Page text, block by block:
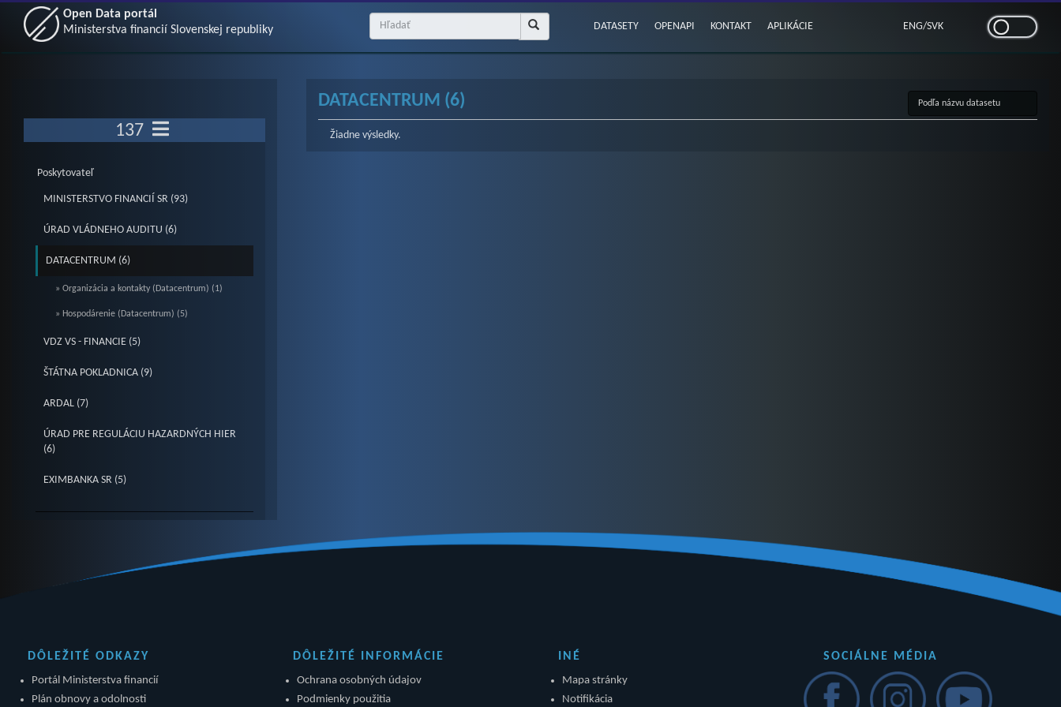
Open Data portál
Ministerstva financií Slovenskej republiky
DATASETY OPENAPI KONTAKT APLIKÁCIE ENG/SVK
137
Poskytovateľ
MINISTERSTVO FINANCIÍ SR (93)
ÚRAD VLÁDNEHO AUDITU (6)
DATACENTRUM (6)
» Organizácia a kontakty (Datacentrum) (1)
» Hospodárenie (Datacentrum) (5)
VDZ VS - FINANCIE (5)
ŠTÁTNA POKLADNICA (9)
ARDAL (7)
ÚRAD PRE REGULÁCIU HAZARDNÝCH HIER
(6)
EXIMBANKA SR (5)
DATACENTRUM (6)
Žiadne výsledky.
DÔLEŽITÉ ODKAZY
Portál Ministerstva financií
Plán obnovy a odolnosti
DÔLEŽITÉ INFORMÁCIE
Ochrana osobných údajov
Podmienky použitia
INÉ
Mapa stránky
Notifikácia
SOCIÁLNE MÉDIA